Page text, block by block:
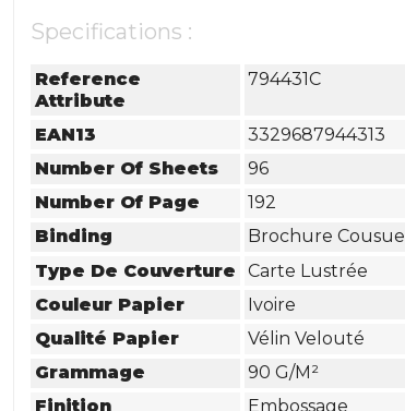
Specifications :
Reference
Attribute
794431C
EAN13
3329687944313
Number Of Sheets
96
Number Of Page
192
Binding
Brochure Cousue
Type De Couverture
Carte Lustrée
Couleur Papier
Ivoire
Qualité Papier
Vélin Velouté
Grammage
90 G/m²
Finition
Embossage